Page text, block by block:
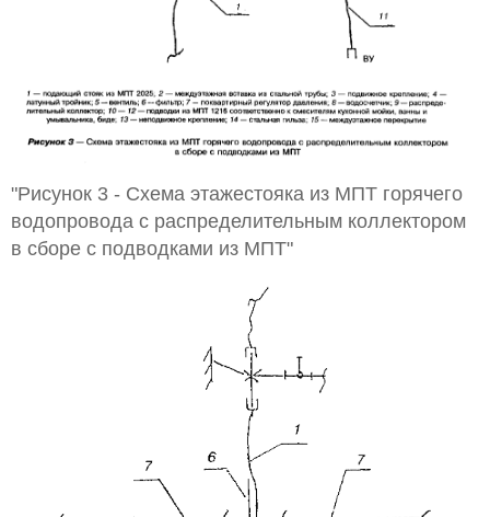
"Рисунок 3 - Схема этажестояка из МПТ горячего
водопровода с распределительным коллектором
в сборе с подводками из МПТ"